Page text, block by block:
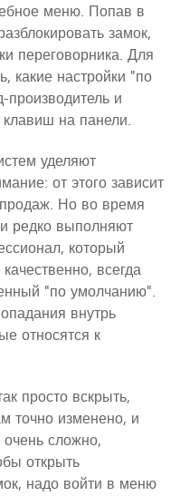
меню. Попав в
замок,
переговорника. Для
какие настройки "по
производитель и
на панели.
уделяют
от этого зависит
Но во время
редко выполняют
который
всегда
"по умолчанию".
внутрь
относятся к
просто вскрыть,
точно изменено, и
сложно,
открыть
надо войти в меню